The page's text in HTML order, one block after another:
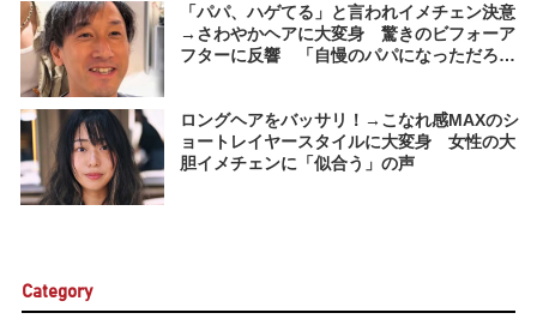
「パパ、ハゲてる」と言われイメチェン決意
→さわやかヘアに大変身 驚きのビフォーア
フターに反響 「自慢のパパになっただろう
ロングヘアをバッサリ！→こなれ感MAXのシ
ョートレイヤースタイルに大変身 女性の大
胆イメチェンに「似合う」の声
Category